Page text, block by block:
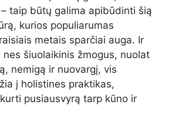
taip būtų galima apibūdinti šią
kurios populiarumas
metais sparčiai auga. Ir
šiuolaikinis žmogus, nuolat
nemigą ir nuovargį, vis
į holistines praktikas,
pusiausvyrą tarp kūno ir